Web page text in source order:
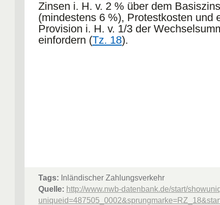
Zinsen i. H. v. 2 % über dem
(mindestens 6 %), Protestkosten und
Provision i. H. v. 1/3 der
einfordern (Tz. 18).
Tags: Inländischer Zahlungsverkehr
Quelle: http://www.nwb-datenbank.de/start/